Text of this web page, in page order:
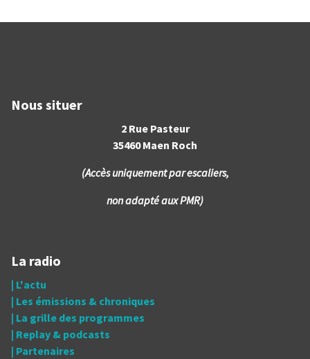
Nous situer
2 Rue Pasteur
35460 Maen Roch
(Accès uniquement par escaliers,
non adapté aux PMR)
La radio
| L'actu
| Les émissions & chroniques
| La grille des programmes
| Replay & podcasts
| Partenaires